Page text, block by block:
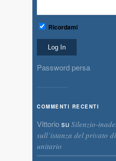
Ricordami
Password persa
COMMENTI RECENTI
Vittoriosu Silenzio-
sull’istanza del privato
unitario